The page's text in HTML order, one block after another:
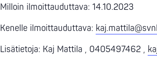
Milloin ilmoittauduttava: 14.10.2023
Kenelle ilmoittauduttava:
Lisätietoja: Kaj Mattila , 0405497462 ,